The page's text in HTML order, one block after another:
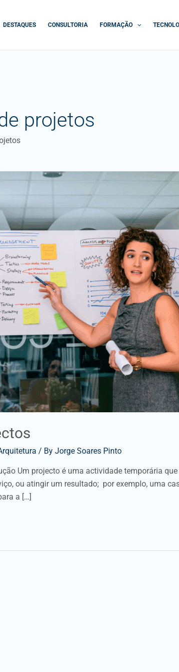
DESTAQUES CONSULTORIA FORMAÇÃO
projetos
/ By Jorge Soares Pinto
Um projecto é uma actividade temporária
ou atingir um resultado; por exemplo, uma
a […]